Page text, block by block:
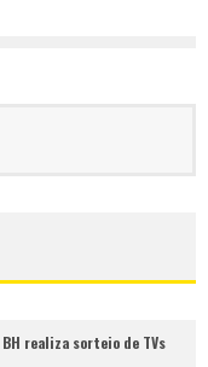
realiza sorteio de TVs